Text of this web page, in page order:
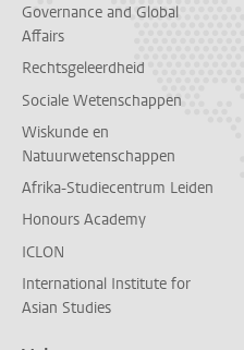
Governance and Global
Affairs
Rechtsgeleerdheid
Sociale Wetenschappen
Wiskunde en
Natuurwetenschappen
Afrika-Studiecentrum Leiden
Honours Academy
ICLON
International Institute for
Asian Studies